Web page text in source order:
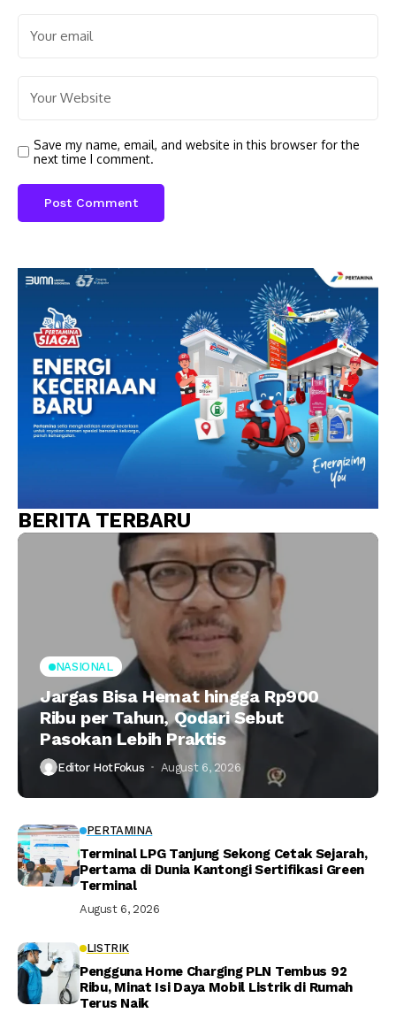
Save my name, email, and website in this browser for the
next time I comment.
BERITA TERBARU
NASIONAL
Jargas Bisa Hemat hingga Rp900
Ribu per Tahun, Qodari Sebut
Pasokan Lebih Praktis
Editor HotFokus August 6, 2026
PERTAMINA
Terminal LPG Tanjung Sekong Cetak Sejarah,
Pertama di Dunia Kantongi Sertifikasi Green
Terminal
August 6, 2026
LISTRIK
Pengguna Home Charging PLN Tembus 92
Ribu, Minat Isi Daya Mobil Listrik di Rumah
Terus Naik